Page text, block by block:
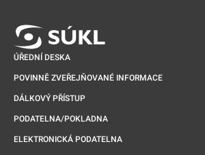
ÚŘEDNÍ DESKA
POVINNĚ ZVEŘEJŇOVANÉ INFORMACE
DÁLKOVÝ PŘÍSTUP
PODATELNA/POKLADNA
ELEKTRONICKÁ PODATELNA